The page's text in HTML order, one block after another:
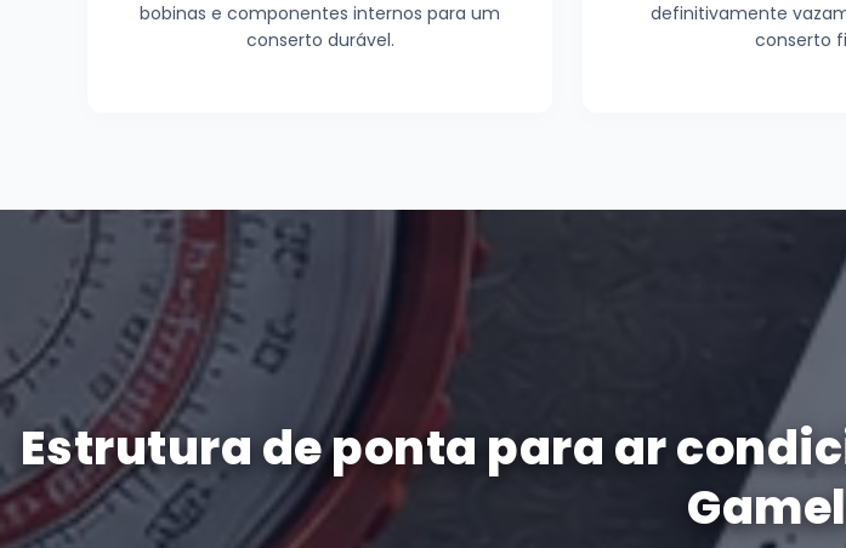
bobinas e componentes internos para um
conserto durável.
definitivamente
conserto
Estrutura de ponta para ar